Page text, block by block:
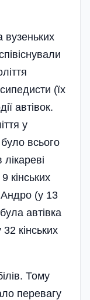
(їх
автівок.
у
всього
кінських
Андро (у 13
автівка
кінських
Тому
перевагу